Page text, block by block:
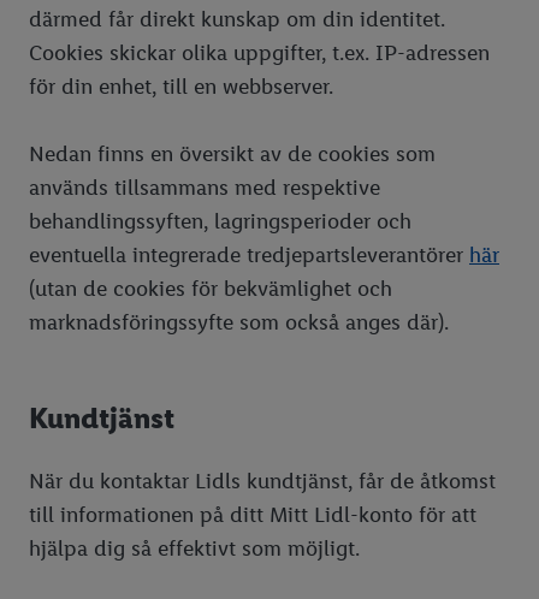
därmed får direkt kunskap om din identitet.
Cookies skickar olika uppgifter, t.ex. IP-adressen
för din enhet, till en webbserver.
Nedan finns en översikt av de cookies som
används tillsammans med respektive
behandlingssyften, lagringsperioder och
eventuella integrerade tredjepartsleverantörer här
(utan de cookies för bekvämlighet och
marknadsföringssyfte som också anges där).
Kundtjänst
När du kontaktar Lidls kundtjänst, får de åtkomst
till informationen på ditt Mitt Lidl-konto för att
hjälpa dig så effektivt som möjligt.